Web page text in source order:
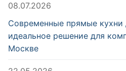
08.07.2026
Современные прямые кухни
идеальное решение для
Москве